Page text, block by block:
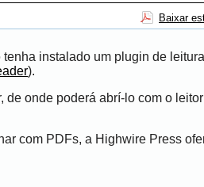
Baixar
instalado um plugin de
).
de onde poderá abrí-lo com o
com PDFs, a Highwire Press